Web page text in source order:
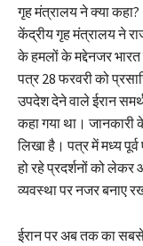
गृह मंत्रालय ने क्या कहा?
केंद्रीय गृह मंत्रालय ने
के हमलों के मद्देनजर
पत्र 28 फरवरी को
उपदेश देने वाले ईरान
कहा गया था। जानकारी
लिखा है। पत्र में मध्य
हो रहे प्रदर्शनों को लेकर
व्यवस्था पर नजर बनाए
ईरान पर अब तक का